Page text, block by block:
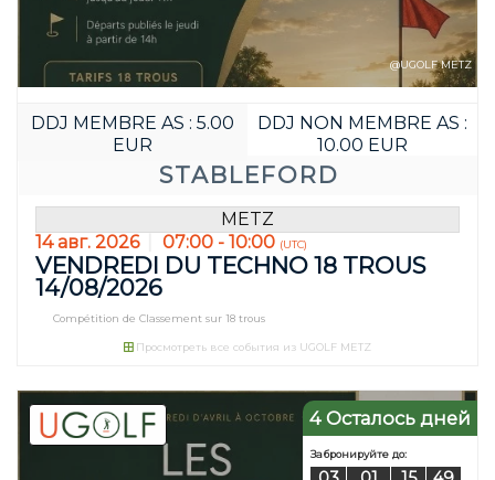
STABLEFORD
DDJ MEMBRE AS : 5.00
EUR
DDJ NON MEMBRE AS :
10.00 EUR
@UGOLF METZ
METZ
14 авг. 2026
07:00 - 10:00 (UTC)
VENDREDI DU TECHNO 18 TROUS
14/08/2026
Compétition de Classement sur 18 trous
Просмотреть все события из UGOLF METZ
4 Осталось дней